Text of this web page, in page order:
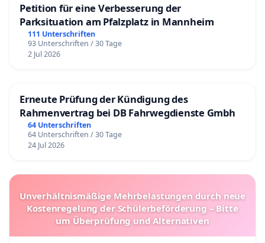
Petition für eine Verbesserung der
Parksituation am Pfalzplatz in Mannheim
111 Unterschriften
93 Unterschriften / 30 Tage
2 Jul 2026
Erneute Prüfung der Kündigung des
Rahmenvertrag bei DB Fahrwegdienste Gmbh
64 Unterschriften
64 Unterschriften / 30 Tage
24 Jul 2026
Unverhältnismäßige Mehrbelastungen durch neue
Kostenregelung der Schülerbeförderung – Bitte
um Überprüfung und Alternativen